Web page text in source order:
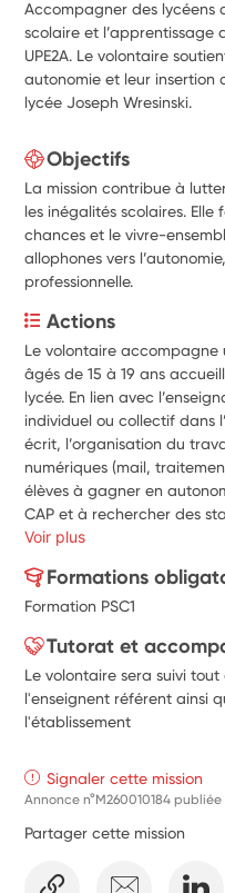
Accompagner des lycéens
scolaire et l’apprentissage
UPE2A. Le volontaire
autonomie et leur insertion
lycée Joseph Wresinski.
Objectifs
La mission contribue à
les inégalités scolaires. Elle
chances et le vivre-
allophones vers
professionnelle.
Actions
Le volontaire accompagne
âgés de 15 à 19 ans
lycée. En lien avec
individuel ou collectif dans
écrit, l’organisation du
numériques (mail,
élèves à gagner en
CAP et à rechercher des
jeunes lors des inclusions
scolaire et sociale. Le
des projets ou animations
du projet d’établissement.
Voir plus
Formations
Formation PSC1
Tutorat et
Le volontaire sera suivi
l'enseignent référent ainsi
l'établissement
Signaler cette mission
Annonce n°M260010184
Partager cette mission